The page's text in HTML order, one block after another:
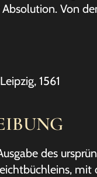
Absolution. Von
1561
des
mit